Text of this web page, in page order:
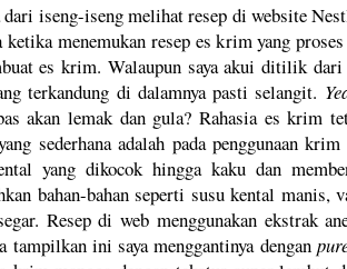
iseng-iseng melihat resep di website
ketika menemukan resep es krim yang
es krim. Walaupun saya akui ditilik dari
terkandung di dalamnya pasti selangit.
akan lemak dan gula? Rahasia es krim
sederhana adalah pada penggunaan
yang dikocok hingga kaku dan
bahan-bahan seperti susu kental manis,
Resep di web menggunakan ekstrak
tampilkan ini saya menggantinya dengan